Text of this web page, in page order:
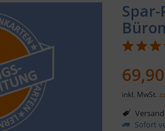
inkl. MwSt.
Sofort